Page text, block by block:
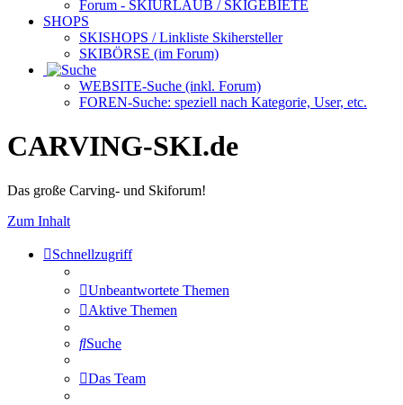
Forum - SKIURLAUB / SKIGEBIETE
SHOPS
SKISHOPS / Linkliste Skihersteller
SKIBÖRSE (im Forum)
WEBSITE-Suche (inkl. Forum)
FOREN-Suche: speziell nach Kategorie, User, etc.
CARVING-SKI.de
Das große Carving- und Skiforum!
Zum Inhalt
Schnellzugriff
Unbeantwortete Themen
Aktive Themen
Suche
Das Team